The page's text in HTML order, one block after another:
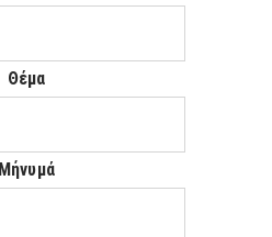
Θέμα
Μήνυμά